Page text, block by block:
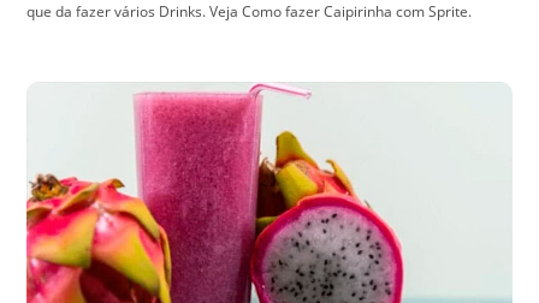
que da fazer vários Drinks. Veja Como fazer Caipirinha com Sprite.